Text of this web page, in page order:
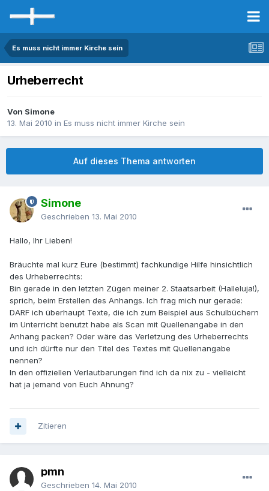
Es muss nicht immer Kirche sein
Urheberrecht
Von Simone
13. Mai 2010 in Es muss nicht immer Kirche sein
Auf dieses Thema antworten
Simone
Geschrieben 13. Mai 2010
Hallo, Ihr Lieben!
Bräuchte mal kurz Eure (bestimmt) fachkundige Hilfe hinsichtlich
des Urheberrechts:
Bin gerade in den letzten Zügen meiner 2. Staatsarbeit (Halleluja!),
sprich, beim Erstellen des Anhangs. Ich frag mich nur gerade:
DARF ich überhaupt Texte, die ich zum Beispiel aus Schulbüchern
im Unterricht benutzt habe als Scan mit Quellenangabe in den
Anhang packen? Oder wäre das Verletzung des Urheberrechts
und ich dürfte nur den Titel des Textes mit Quellenangabe
nennen?
In den offiziellen Verlautbarungen find ich da nix zu - vielleicht
hat ja jemand von Euch Ahnung?
Zitieren
pmn
Geschrieben 14. Mai 2010